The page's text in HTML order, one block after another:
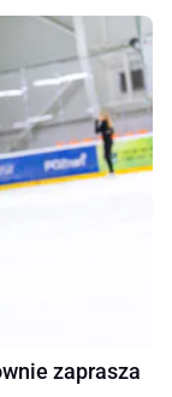
zaprasza